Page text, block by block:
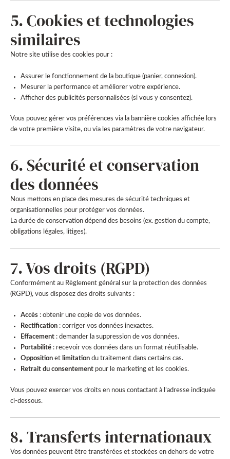
5. Cookies et technologies
similaires
Notre site utilise des cookies pour :
Assurer le fonctionnement de la boutique (panier, connexion).
Mesurer la performance et améliorer votre expérience.
Afficher des publicités personnalisées (si vous y consentez).
Vous pouvez gérer vos préférences via la bannière cookies affichée lors
de votre première visite, ou via les paramètres de votre navigateur.
6. Sécurité et conservation
des données
Nous mettons en place des mesures de sécurité techniques et
organisationnelles pour protéger vos données.
La durée de conservation dépend des besoins (ex. gestion du compte,
obligations légales, litiges).
7. Vos droits (RGPD)
Conformément au Règlement général sur la protection des données
(RGPD), vous disposez des droits suivants :
Accès : obtenir une copie de vos données.
Rectification : corriger vos données inexactes.
Effacement : demander la suppression de vos données.
Portabilité : recevoir vos données dans un format réutilisable.
Opposition et limitation du traitement dans certains cas.
Retrait du consentement pour le marketing et les cookies.
Vous pouvez exercer vos droits en nous contactant à l’adresse indiquée
ci-dessous.
8. Transferts internationaux
Vos données peuvent être transférées et stockées en dehors de votre